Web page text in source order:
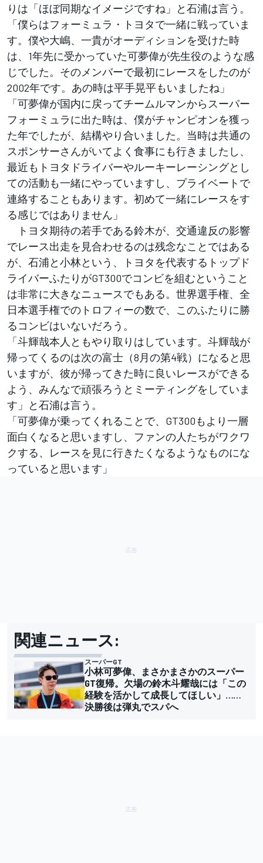
りは「ほぼ同期なイメージですね」と石浦は言う。
「僕らはフォーミュラ・トヨタで一緒に戦っていま
す。僕や大嶋、一貴がオーディションを受けた時
は、1年先に受かっていた可夢偉が先生役のような感
じでした。そのメンバーで最初にレースをしたのが
2002年です。あの時は平手晃平もいましたね」
「可夢偉が国内に戻ってチームルマンからスーパー
フォーミュラに出た時は、僕がチャンピオンを獲っ
た年でしたが、結構やり合いました。当時は共通の
スポンサーさんがいてよく食事にも行きましたし、
最近もトヨタドライバーやルーキーレーシングとし
ての活動も一緒にやっていますし、プライベートで
連絡することもあります。初めて一緒にレースをす
る感じではありません」
トヨタ期待の若手である鈴木が、交通違反の影響
でレース出走を見合わせるのは残念なことではある
が、石浦と小林という、トヨタを代表するトップド
ライバーふたりがGT300でコンビを組むということ
は非常に大きなニュースでもある。世界選手権、全
日本選手権でのトロフィーの数で、このふたりに勝
るコンビはいないだろう。
「斗輝哉本人ともやり取りはしています。斗輝哉が
帰ってくるのは次の富士（8月の第4戦）になると思
いますが、彼が帰ってきた時に良いレースができる
よう、みんなで頑張ろうとミーティングをしていま
す」と石浦は言う。
「可夢偉が乗ってくれることで、GT300もより一層
面白くなると思いますし、ファンの人たちがワクワ
クする、レースを見に行きたくなるようなものにな
っていると思います」
関連ニュース:
スーパーGT
小林可夢偉、まさかまさかのスーパー
GT復帰。欠場の鈴木斗耀哉には「この
経験を活かして成長してほしい」……
決勝後は弾丸でスパへ